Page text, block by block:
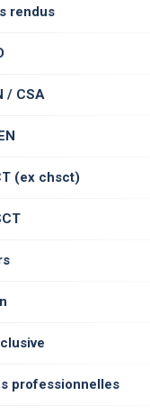
rendus
/ CSA
(ex chsct)
professionnelles